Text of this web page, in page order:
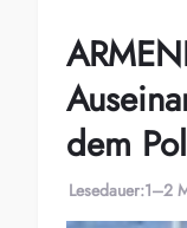
dem
Lesedauer:1–2